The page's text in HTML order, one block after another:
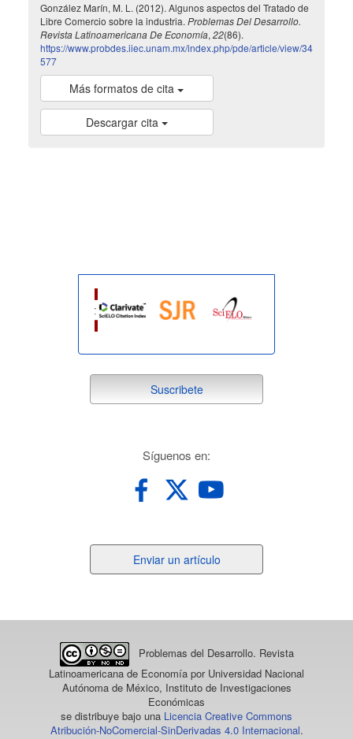
González Marín, M. L. (2012). Algunos aspectos del Tratado de
Libre Comercio sobre la industria.Problemas Del Desarrollo.
Revista Latinoamericana De Economía,22(86).
https://www.probdes.iiec.unam.mx/index.php/pde/article/view/34
577
Más formatos de cita
Descargar cita
suscribete
Suscribete
Síguenos en:
un
Enviar un artículo
Problemas del Desarrollo. Revista
Latinoamericana de Economía por Universidad Nacional
Autónoma de México, Instituto de Investigaciones
Económicas
se distribuye bajo una Licencia Creative Commons
Atribución-NoComercial-SinDerivadas 4.0 Internacional.